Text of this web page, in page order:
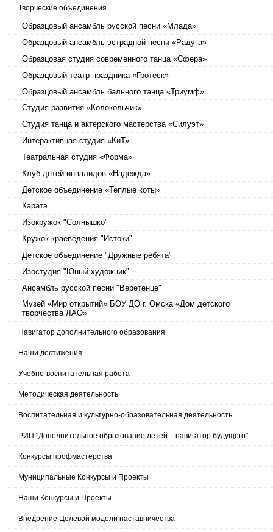
Творческие объединения
Образцовый ансамбль русской песни «Млада»
Образцовый ансамбль эстрадной песни «Радуга»
Образцовая студия современного танца «Сфера»
Образцовый театр праздника «Гротеск»
Образцовый ансамбль бального танца «Триумф»
Студия развития «Колокольчик»
Студия танца и актерского мастерства «Силуэт»
Интерактивная студия «КиТ»
Театральная студия «Форма»
Клуб детей-инвалидов «Надежда»
Детское объединение «Теплые коты»
Каратэ
Изокружок "Солнышко"
Кружок краеведения "Истоки"
Детское объединение "Дружные ребята"
Изостудия "Юный художник"
Ансамбль русской песни "Веретенце"
Музей «Мир открытий» БОУ ДО г. Омска «Дом детского
творчества ЛАО»
Навигатор дополнительного образования
Наши достижения
Учебно-воспитательная работа
Методическая деятельность
Воспитательная и культурно-образовательная деятельность
РИП "Дополнительное образование детей – навигатор будущего"
Конкурсы профмастерства
Муниципальные Конкурсы и Проекты
Наши Конкурсы и Проекты
Внедрение Целевой модели наставничества